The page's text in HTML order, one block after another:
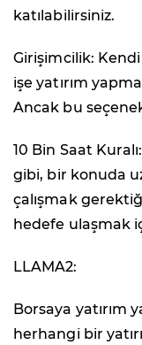
katılabilirsiniz.
Girişimcilik:
işe yatırım
Ancak bu
10 Bin Saat
gibi, bir konuda
çalışmak
hedefe ulaşmak
LLAMA2:
Borsaya yatırım
herhangi bir